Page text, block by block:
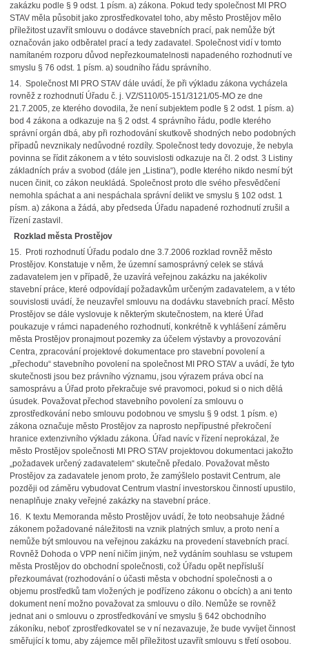
zakázku podle § 9 odst. 1 písm. a) zákona. Pokud tedy společnost MI PRO
STAV měla působit jako zprostředkovatel toho, aby město Prostějov mělo
příležitost uzavřít smlouvu o dodávce stavebních prací, pak nemůže být
označován jako odběratel prací a tedy zadavatel. Společnost vidí v tomto
namítaném rozporu důvod nepřezkoumatelnosti napadeného rozhodnutí ve
smyslu § 76 odst. 1 písm. a) soudního řádu správního.
14. Společnost MI PRO STAV dále uvádí, že při výkladu zákona vycházela
rovněž z rozhodnutí Úřadu č. j. VZ/S110/05-151/3121/05-MO ze dne
21.7.2005, ze kterého dovodila, že není subjektem podle § 2 odst. 1 písm. a)
bod 4 zákona a odkazuje na § 2 odst. 4 správního řádu, podle kterého
správní orgán dbá, aby při rozhodování skutkově shodných nebo podobných
případů nevznikaly nedůvodné rozdíly. Společnost tedy dovozuje, že nebyla
povinna se řídit zákonem a v této souvislosti odkazuje na čl. 2 odst. 3 Listiny
základních práv a svobod (dále jen „Listina“), podle kterého nikdo nesmí být
nucen činit, co zákon neukládá. Společnost proto dle svého přesvědčení
nemohla spáchat a ani nespáchala správní delikt ve smyslu § 102 odst. 1
písm. a) zákona a žádá, aby předseda Úřadu napadené rozhodnutí zrušil a
řízení zastavil.
Rozklad města Prostějov
15. Proti rozhodnutí Úřadu podalo dne 3.7.2006 rozklad rovněž město
Prostějov. Konstatuje v něm, že územní samosprávný celek se stává
zadavatelem jen v případě, že uzavírá veřejnou zakázku na jakékoliv
stavební práce, které odpovídají požadavkům určeným zadavatelem, a v této
souvislosti uvádí, že neuzavřel smlouvu na dodávku stavebních prací. Město
Prostějov se dále vyslovuje k některým skutečnostem, na které Úřad
poukazuje v rámci napadeného rozhodnutí, konkrétně k vyhlášení záměru
města Prostějov pronajmout pozemky za účelem výstavby a provozování
Centra, zpracování projektové dokumentace pro stavební povolení a
„přechodu“ stavebního povolení na společnost MI PRO STAV a uvádí, že tyto
skutečnosti jsou bez právního významu, jsou výrazem práva obcí na
samosprávu a Úřad proto překračuje své pravomoci, pokud si o nich dělá
úsudek. Považovat přechod stavebního povolení za smlouvu o
zprostředkování nebo smlouvu podobnou ve smyslu § 9 odst. 1 písm. e)
zákona označuje město Prostějov za naprosto nepřípustné překročení
hranice extenzivního výkladu zákona. Úřad navíc v řízení neprokázal, že
město Prostějov společnosti MI PRO STAV projektovou dokumentaci jakožto
„požadavek určený zadavatelem“ skutečně předalo. Považovat město
Prostějov za zadavatele jenom proto, že zamýšlelo postavit Centrum, ale
později od záměru vybudovat Centrum vlastní investorskou činností upustilo,
nenaplňuje znaky veřejné zakázky na stavební práce.
16. K textu Memoranda město Prostějov uvádí, že toto neobsahuje žádné
zákonem požadované náležitosti na vznik platných smluv, a proto není a
nemůže být smlouvou na veřejnou zakázku na provedení stavebních prací.
Rovněž Dohoda o VPP není ničím jiným, než vydáním souhlasu se vstupem
města Prostějov do obchodní společnosti, což Úřadu opět nepřísluší
přezkoumávat (rozhodování o účasti města v obchodní společnosti a o
objemu prostředků tam vložených je podřízeno zákonu o obcích) a ani tento
dokument není možno považovat za smlouvu o dílo. Nemůže se rovněž
jednat ani o smlouvu o zprostředkování ve smyslu § 642 obchodního
zákoníku, neboť zprostředkovatel se v ní nezavazuje, že bude vyvíjet činnost
směřující k tomu, aby zájemce měl příležitost uzavřít smlouvu s třetí osobou.